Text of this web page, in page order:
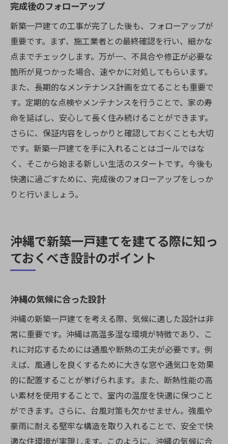
完成後のフォローアップ
新築一戸建ての工事が完了した後も、フォローアップが
重要です。まず、施工業者との最終確認を行い、細かな
点までチェックします。万が一、不具合や修正が必要な
箇所が見つかった場合、速やかに対処してもらいます。
また、長期的なメンテナンス計画を立てることも重要で
す。定期的な点検やメンテナンスを行うことで、家の寿
命を延ばし、安心して長く住み続けることができます。
さらに、保証内容をしっかりと確認しておくことも大切
です。新築一戸建てを手に入れることはゴールではな
く、そこから始まる新しい生活のスタートです。今後も
快適に過ごすために、完成後のフォローアップをしっか
りと行いましょう。
沖縄で新築一戸建てを建てる際に知っ
ておくべき設計のポイント
沖縄の気候に合った設計
沖縄の新築一戸建てを考える際、気候に適した設計は非
常に重要です。沖縄は高温多湿な環境が特徴であり、こ
れに対応するためには通風や断熱の工夫が必要です。例
えば、風通しを良くするために大きな窓や通気口を効果
的に配置することが挙げられます。また、断熱性能の高
い素材を使用することで、室内の温度を快適に保つこと
ができます。さらに、台風対策も欠かせません。強風や
豪雨に耐える堅牢な構造を取り入れることで、安全で快
適な住環境が実現します。このように、沖縄の気候に合